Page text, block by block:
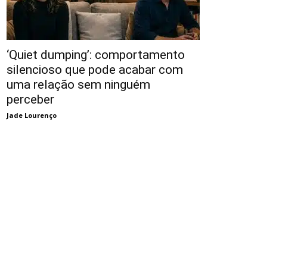
‘Quiet dumping’: comportamento
silencioso que pode acabar com
uma relação sem ninguém
perceber
Jade Lourenço